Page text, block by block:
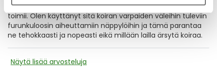
Tuote on miedon ja miellyttävän tuoksuinen ja todella
toimii. Olen käyttänyt sitä koiran varpaiden väleihin tuleviin
furunkuloosin aiheuttamiin näppylöihin ja tämä parantaa
ne tehokkaasti ja nopeasti eikä millään lailla ärsytä koiraa.
Näytä lisää arvosteluja